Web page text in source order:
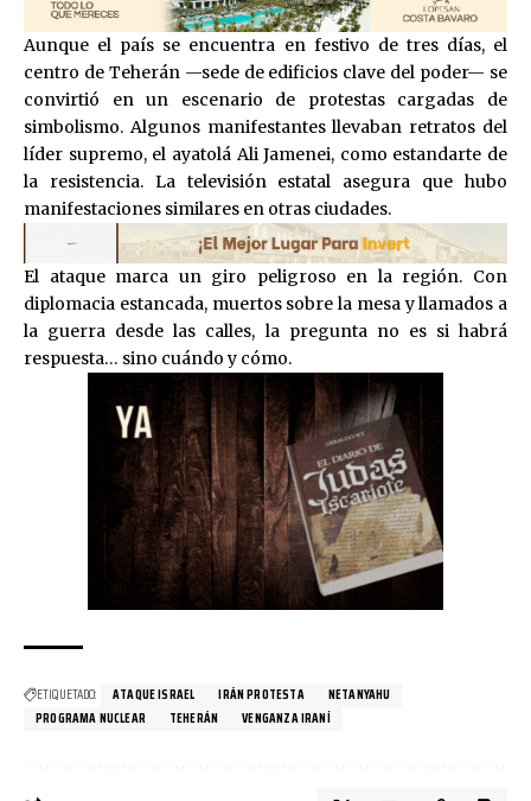
Aunque el país se encuentra en festivo de tres días, el
centro de Teherán —sede de edificios clave del poder— se
convirtió en un escenario de protestas cargadas de
simbolismo. Algunos manifestantes llevaban retratos del
líder supremo, el ayatolá Ali Jamenei, como estandarte de
la resistencia. La televisión estatal asegura que hubo
manifestaciones similares en otras ciudades.
El ataque marca un giro peligroso en la región. Con
diplomacia estancada, muertos sobre la mesa y llamados a
la guerra desde las calles, la pregunta no es si habrá
respuesta… sino cuándo y cómo.
ETIQUETADO: ATAQUE ISRAEL IRÁN PROTESTA
NETANYAHU
PROGRAMA NUCLEAR
TEHERÁN VENGANZA IRANÍ